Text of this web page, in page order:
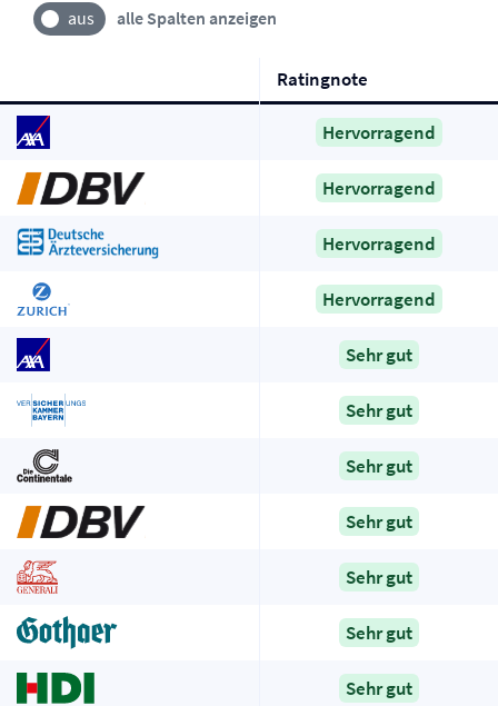
alle Spalten anzeigen
Ratingnote
Hervorragend
Hervorragend
Hervorragend
Hervorragend
Sehr gut
Sehr gut
Sehr gut
Sehr gut
Sehr gut
Sehr gut
Sehr gut